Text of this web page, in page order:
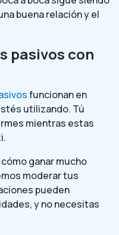
buena relación y el
pasivos con
funcionan en
utilizando. Tú
mientras estas
ganar mucho
moderar tus
pueden
y no necesitas